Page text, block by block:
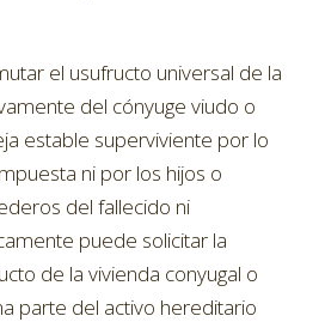
el usufructo universal de la
del cónyuge viudo o
estable superviviente por lo
ni por los hijos o
del fallecido ni
puede solicitar la
de la vivienda conyugal o
parte del activo hereditario